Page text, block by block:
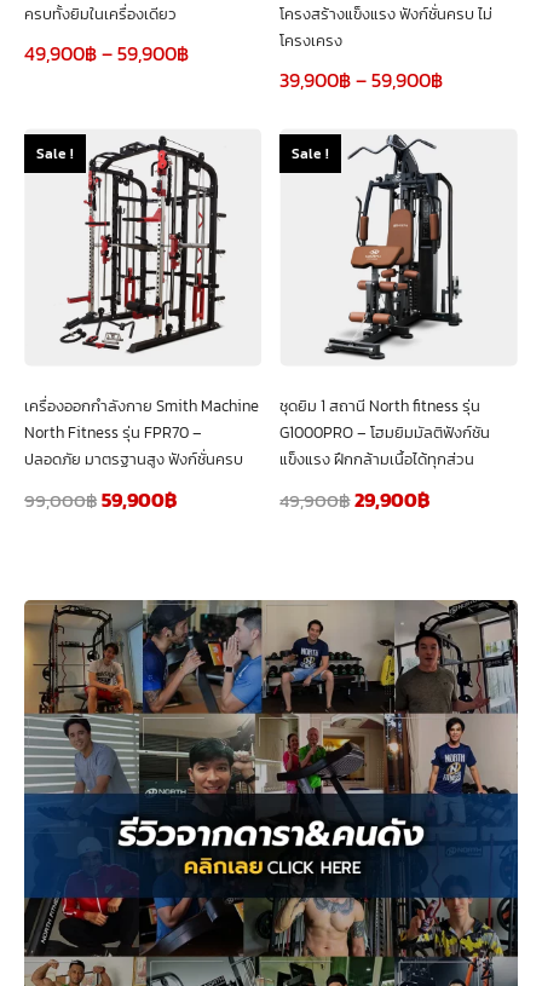
ครบทั้งยิมในเครื่องเดียว
49,900฿–59,900฿
โครงสร้างแข็งแรง ฟังก์ชั่นครบ ไม่
โครงเครง
39,900฿–59,900฿
Sale !
เครื่องออกกำลังกาย Smith Machine
North Fitness รุ่น FPR70 –
ปลอดภัย มาตรฐานสูง ฟังก์ชั่นครบ
99,000฿59,900฿
Sale !
ชุดยิม 1 สถานี North fitness รุ่น
G1000PRO – โฮมยิมมัลติฟังก์ชัน
แข็งแรง ฝึกกล้ามเนื้อได้ทุกส่วน
49,900฿29,900฿